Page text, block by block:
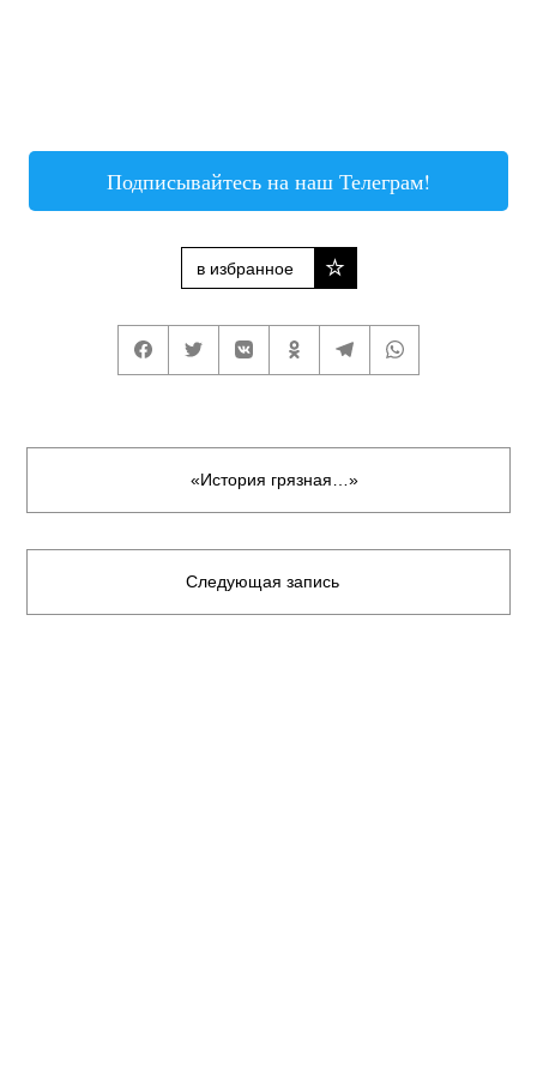
Подписывайтесь на наш Телеграм!
в избранное
«История грязная…»
Следующая запись